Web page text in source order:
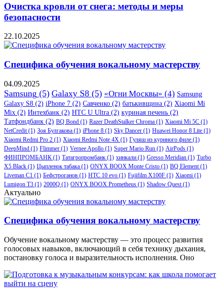
Очистка кровли от снега: методы и меры
безопасности
22.10.2025
Специфика обучения вокальному мастерству
04.09.2025
Samsung (5) Galaxy S8 (5) «Огни Москвы» (4) Samsung
Galaxy S8 (2) iPhone 7 (2) Савченко (2) батькивщина (2) Xiaomi Mi
Mix (2) Интехбанк (2) HTC U Ultra (2) куриная печень (2)
Татфондбанк (2) BQ Bond (1) Razer DeathStalker Chroma (1) Xiaomi Mi 5C (1)
NetCredit (1) Зоя Булгакова (1) iPhone 8 (1) Sky Dancer (1) Huawei Honor 8 Lite (1)
Xiaomi Redmi Pro 2 (1) Xiaomi Redmi Note 4X (1) Гуляш из куриного филе (1)
DeepMind (1) Flimmer (1) Vernee Apollo (1) Super Mario Run (1) AirPods (1)
ФИНПРОМБАНК (1) Татагропромбанк (1) хинкали (1) Gresso Meridian (1) Turbo
X5 Black (1) Цыпленок табака (1) ONYX BOOX Monte Cristo (1) BQ Element (1)
Liveman C1 (1) Бефстроганов (1) HTC 10 evo (1) Fujifilm X100F (1) Xiaomi (1)
Lumigon T3 (1) 2000Q (1) ONYX BOOX Prometheus (1) Shadow Quest (1)
Актуально
Специфика обучения вокальному мастерству
Обучение вокальному мастерству — это процесс развития
голосовых навыков, включающий в себя технику дыхания,
постановку голоса и выразительность исполнения. Оно